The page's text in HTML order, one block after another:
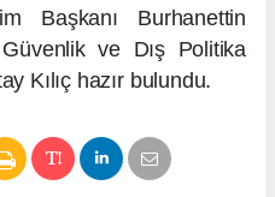
Başkanı Burhanettin
ve Dış Politika
Kılıç hazır bulundu.